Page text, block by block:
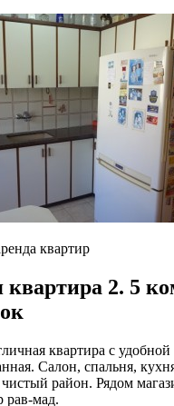
квартир
2. 5
квартира с
Салон, спальня,
район. Рядом
рав-мад.